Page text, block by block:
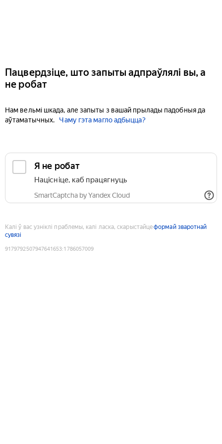
Пацвердзіце, што запыты адпраўлялі вы, а
не робат
Нам вельмі шкада, але запыты з вашай прылады падобныя да
аўтаматычных.
Чаму гэта магло адбыцца?
Я не робат
Націсніце, каб працягнуць
SmartCaptcha by Yandex Cloud
Калі ў вас узніклі праблемы, калі ласка, скарыстайцеформай зваротнай
сувязі
9179792507947641653:1786057009